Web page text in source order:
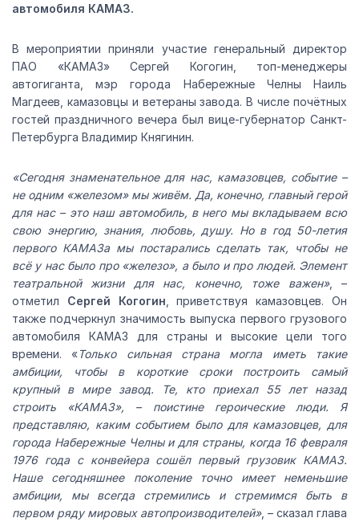
автомобиля КАМАЗ.
В мероприятии приняли участие генеральный директор
ПАО «КАМАЗ» Сергей Когогин, топ-менеджеры
автогиганта, мэр города Набережные Челны Наиль
Магдеев, камазовцы и ветераны завода. В числе почётных
гостей праздничного вечера был вице-губернатор Санкт-
Петербурга Владимир Княгинин.
«Сегодня знаменательное для нас, камазовцев, событие –
не одним «железом» мы живём. Да, конечно, главный герой
для нас – это наш автомобиль, в него мы вкладываем всю
свою энергию, знания, любовь, душу. Но в год 50-летия
первого КАМАЗа мы постарались сделать так, чтобы не
всё у нас было про «железо», а было и про людей. Элемент
театральной жизни для нас, конечно, тоже важен», –
отметил Сергей Когогин , приветствуя камазовцев. Он
также подчеркнул значимость выпуска первого грузового
автомобиля КАМАЗ для страны и высокие цели того
времени. «Только сильная страна могла иметь такие
амбиции, чтобы в короткие сроки построить самый
крупный в мире завод. Те, кто приехал 55 лет назад
строить «КАМАЗ», – поистине героические люди. Я
представляю, каким событием было для камазовцев, для
города Набережные Челны и для страны, когда 16 февраля
1976 года с конвейера сошёл первый грузовик КАМАЗ.
Наше сегодняшнее поколение точно имеет неменьшие
амбиции, мы всегда стремились и стремимся быть в
первом ряду мировых автопроизводителей», – сказал глава